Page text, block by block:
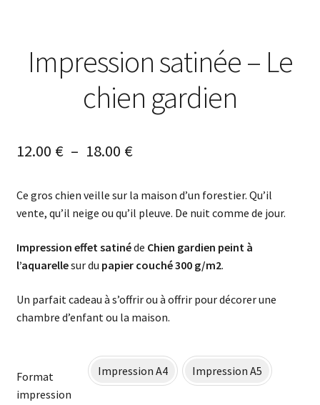
Impression satinée – Le
chien gardien
12.00 € – 18.00 €
Ce gros chien veille sur la maison d’un forestier. Qu’il
vente, qu’il neige ou qu’il pleuve. De nuit comme de jour.
Impression effet satinéde Chien gardien peint à
l’aquarellesur du papier couché 300 g/m2.
Un parfait cadeau à s’offrir ou à offrir pour décorer une
chambre d’enfant ou la maison.
Format
impression
Impression A4 Impression A5